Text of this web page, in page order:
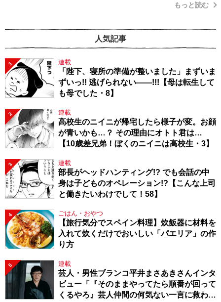
もっと読む
人気記事
1 連載
「陛下、寝所の準備が整いました」まずいま
ずいっ!! 逃げられない――!!!【母は転生して
も母でした・8】
2 連載
高校生のニイニが帰宅したら様子が変。お顔
が青いかも…？ その理由にオトト君は…
【10歳差兄弟！ぼくのニイニは高校生・3】
3 連載
部長がヘッドハンティング!? でも会話の中
身は子どものオペレーション!?【こんな上司
と働きたいわけでして！58】
4 ごはん・おやつ
【旅行気分でスペイン料理】炊飯器に材料を
入れて炊くだけでおいしい「パエリア」の作
り方
5 連載
芸人・男性ブランコ平井まさあきさんインタ
ビュー「『そのままやってたら順番が回って
くるやろ』芸人仲間の何気ない一言に救われ